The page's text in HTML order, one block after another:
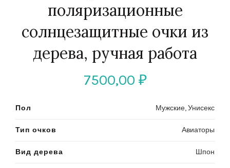
поляризационные
солнцезащитные очки из
дерева, ручная работа
7500,00 ₽
Пол Мужские,Унисекс
Тип очков Авиаторы
Вид дерева Шпон